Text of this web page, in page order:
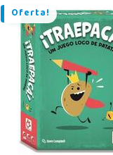
Oferta!